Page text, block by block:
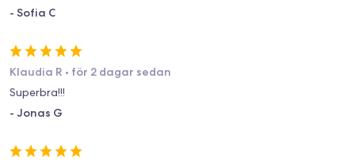
- Sofia C
Klaudia R • för 2 dagar sedan
Superbra!!!
- Jonas G